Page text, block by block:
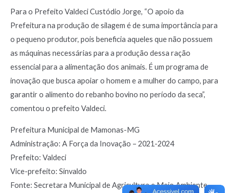
Para o Prefeito Valdeci Custódio Jorge, “O apoio da
Prefeitura na produção de silagem é de suma importância para
o pequeno produtor, pois beneficia aqueles que não possuem
as máquinas necessárias para a produção dessa ração
essencial para a alimentação dos animais. É um programa de
inovação que busca apoiar o homem e a mulher do campo, para
garantir o alimento do rebanho bovino no período da seca”,
comentou o prefeito Valdeci.
Prefeitura Municipal de Mamonas-MG
Administração: A Força da Inovação – 2021-2024
Prefeito: Valdeci
Vice-prefeito: Sinvaldo
Fonte: Secretara Municipal de Agricultura e Meio Ambiente